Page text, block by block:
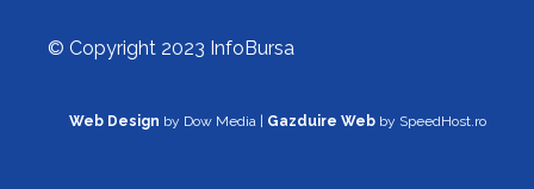
© Copyright 2023 InfoBursa
Web Design by Dow Media | Gazduire Web by SpeedHost.ro